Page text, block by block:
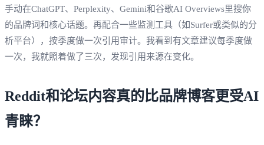
手动在ChatGPT、Perplexity、Gemini和谷歌AI Overviews里搜你
的品牌词和核心话题。再配合一些监测工具（如Surfer或类似的分
析平台），按季度做一次引用审计。我看到有文章建议每季度做
一次，我就照着做了三次，发现引用来源在变化。
Reddit和论坛内容真的比品牌博客更受AI
青睐？